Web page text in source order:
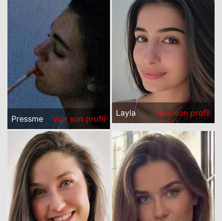
Pressme Voir son profil
Layla Voir son profil